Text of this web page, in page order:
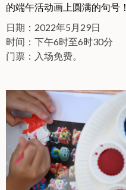
的端午活动画上圆满的句号！
日期：2022年5月29日
时间：下午6时至6时30分
门票：入场免费。